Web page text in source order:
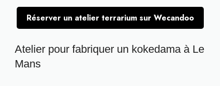
Réserver un atelier terrarium sur Wecandoo
Atelier pour fabriquer un kokedama à Le
Mans